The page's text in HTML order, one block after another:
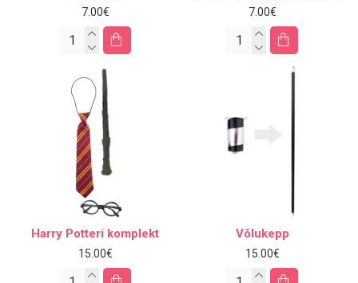
7.00€ 7.00€
Harry Potteri komplekt
15.00€
Võlukepp
15.00€